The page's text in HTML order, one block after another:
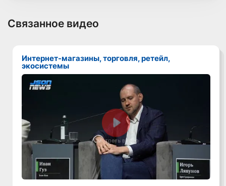
Связанное видео
Интернет-магазины, торговля, ретейл,
экосистемы
Смотреть видео